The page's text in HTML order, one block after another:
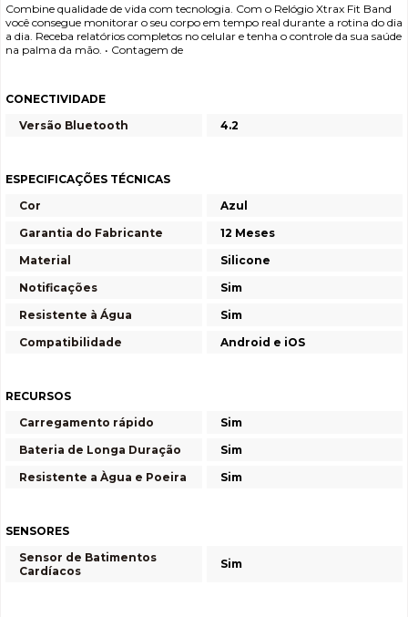
Combine qualidade de vida com tecnologia. Com o Relógio Xtrax Fit Band
você consegue monitorar o seu corpo em tempo real durante a rotina do dia
a dia. Receba relatórios completos no celular e tenha o controle da sua saúde
na palma da mão. • Contagem de
CONECTIVIDADE
Versão Bluetooth
4.2
ESPECIFICAÇÕES TÉCNICAS
Cor
Azul
Garantia do Fabricante
12 Meses
Material
Silicone
Notificações
Sim
Resistente à Água
Sim
Compatibilidade
Android e iOS
RECURSOS
Carregamento rápido
Sim
Bateria de Longa Duração
Sim
Resistente a Àgua e Poeira
Sim
SENSORES
Sensor de Batimentos
Cardíacos
Sim